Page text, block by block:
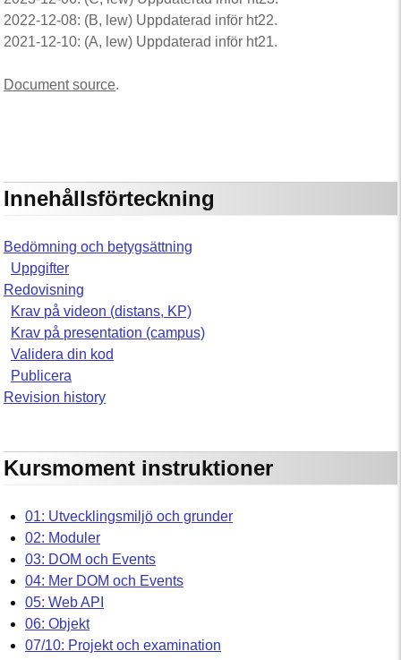
2022-12-08: (B, lew) Uppdaterad inför ht22.
2021-12-10: (A, lew) Uppdaterad inför ht21.
Document source.
Innehållsförteckning
Bedömning och betygsättning
Uppgifter
Redovisning
Krav på videon (distans, KP)
Krav på presentation (campus)
Validera din kod
Publicera
Revision history
Kursmoment instruktioner
01: Utvecklingsmiljö och grunder
02: Moduler
03: DOM och Events
04: Mer DOM och Events
05: Web API
06: Objekt
07/10: Projekt och examination